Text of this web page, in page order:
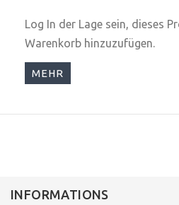
Log In der Lage sein, dieses
Warenkorb hinzuzufügen.
MEHR
INFORMATIONS